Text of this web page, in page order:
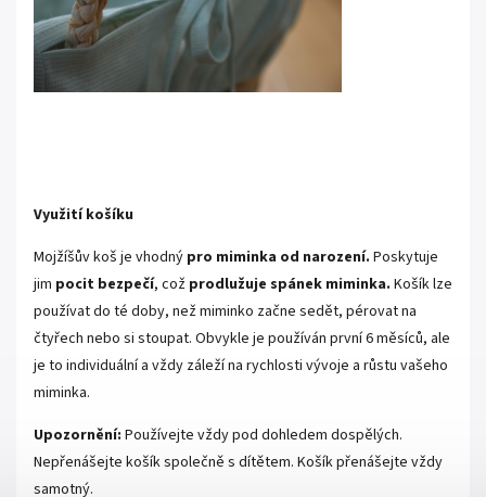
Využití košíku
Mojžíšův koš je vhodný pro miminka od narození. Poskytuje
jim pocit bezpečí, což prodlužuje spánek miminka. Košík lze
používat do té doby, než miminko začne sedět, pérovat na
čtyřech nebo si stoupat. Obvykle je používán první 6 měsíců, ale
je to individuální a vždy záleží na rychlosti vývoje a růstu vašeho
miminka.
Upozornění: Používejte vždy pod dohledem dospělých.
Nepřenášejte košík společně s dítětem. Košík přenášejte vždy
samotný.